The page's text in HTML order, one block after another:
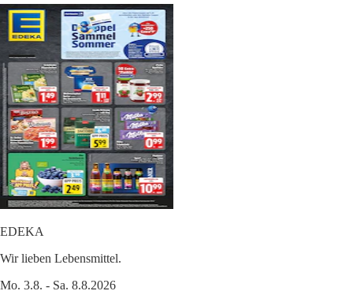
EDEKA
Wir lieben Lebensmittel.
Mo. 3.8. - Sa. 8.8.2026